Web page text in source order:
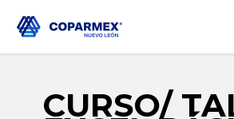
CURSO/